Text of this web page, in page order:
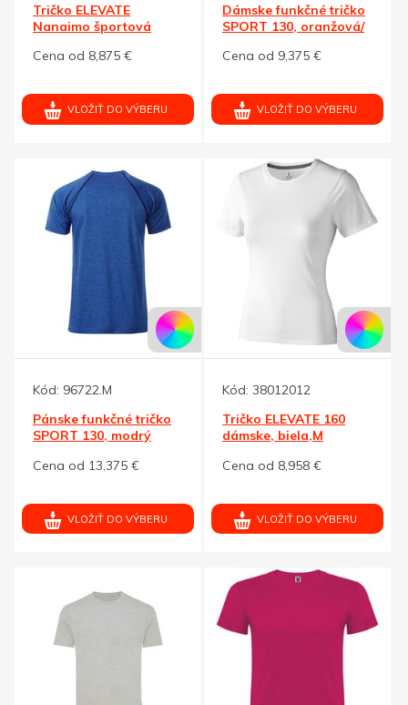
Tričko ELEVATE
Nanaimo športová
Cena od 8,875 €
VLOŽIŤ DO VÝBERU
Dámske funkčné tričko
SPORT 130, oranžová/
Cena od 9,375 €
VLOŽIŤ DO VÝBERU
Kód: 96722.M
Pánske funkčné tričko
SPORT 130, modrý
Cena od 13,375 €
VLOŽIŤ DO VÝBERU
Kód: 38012012
Tričko ELEVATE 160
dámske, biela,M
Cena od 8,958 €
VLOŽIŤ DO VÝBERU